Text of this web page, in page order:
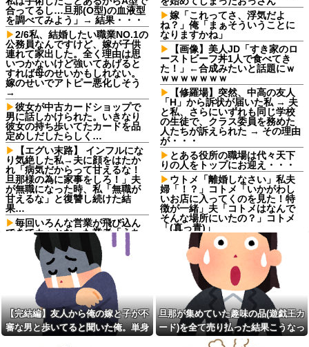
合ってるし…旦那(O型)の血液型
を調べてみよう」→ 結果・・・
2/6私、結婚したい職業NO.1の
公務員なんですけど、嫁が子供
連れて家出した。全く理由は思
いつかないけど強いてあげると
すれば母のせいかもしれない。
嫁のせいでアトピー悪化しそう
→
彼女が中古カードショップで
男に話しかけられた。いきなり
彼女の持ち歩いてたカードを品
定めしだしたらしく…
【エグい末路】 インフルにな
り気絶した私→夫に顔をはたか
れ「病気だからって甘えるな！
旦那様の為に家事をしろ！」夫
が無職になった時、私「無職が
甘えるな」と復讐し続けた結
果…
毎回いろんな営業が飛び込ん
できてカッとなった業者「うち
で飼ってる犬の散歩でも行きや
がれ！」私「いいんですか！」
→ すると・・・
【仰天】X、メンエス嬢とラウ
ンジ嬢が熾烈な女の争いを繰り
広げ対戦型になってしまうw w
w w w w w w
お前ら「日本も核武装汁！」
←１万発の核弾頭どこに
嫁「これってさ、浮気だよ
ね？」俺「まぁそういうことに
なりますかね」
【画像】美人JD「すき家のロ
ーストビーフ丼1人で食べてき
た！」←合成みたいと話題にｗ
ｗｗｗｗｗｗｗ
【修羅場】突然、中高の友人
「H」から訴状が届いた私 → 夫
と私、さらにいずれも同じ学校
の生徒で、クラス委員を務めた
人たちが訴えられた → その理由
が・・・
とある役所の職場は代々天下
りの人をトップにお迎え・・・
ウトメ「離婚しなさい」私夫
婦「！？」コトメ「いかがわし
いお店に入ってくのを見た！特
徴が一緒」夫「コトメはなんで
そんな場所にいたの？」コトメ
「(真っ青)」
【画像】ロピアのパワー全開
おにぎり444円
wwwwwwwwwww他
フロムアースキッズ、地域と
大学生が連携し子どもの「自
育」を育むイベント「諸福ジー
ク×Lifehug」を8月23日に開催
【悲報】２ｍの奴に身長
170cmが勝てる可能性が一番高
い格闘技ｗｗｗｗｗｗｗｗｗｗ
【完結編】友人から俺の嫁と子が不
審な男と歩いてると聞いた俺。単身
旦那が集めていた趣味の品(遊戯王カ
ード)を全て売り払った結果こうなっ
た